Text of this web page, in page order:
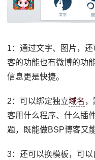
1：通过文字、图片，
客的功能也有微博的功
信息更是快捷。
2：可以绑定独立域名
客用什么程序、什么插
题，既能做BSP博客又
3：还可以换模板，可